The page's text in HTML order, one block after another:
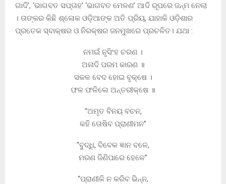
ଗାଦି’, ‘ଭାଗବତ ସପ୍ତାହ’ ‘ଭାଗବତ ମେଳଣ’ ଆଦି ରୂପରେ ଜନ୍ମ ନେଲା
। ତାଙ୍କର କିଛି ଶ୍ଳୋକ ଓଡ଼ିଆଙ୍କ ଅତି ପ୍ରିୟ, ଯାହାକି ଓଡ଼ିଶାର
ପ୍ରତେକ ସ୍ବାକ୍ଷର ଓ ନିରକ୍ଷର ଜନମୁଖରେ ପ୍ରଚଳିତ। ଯଥା :
ନମଇଁ ନୃସିଂହ ଚରଣ ।
ଅନାଦି ପରମ କାରଣ ॥
ସକଳ ବେଦ ହୋଇ ବୃକ୍ଷେ ।
ଫଳ ଫଳିଲେ ଅନ୍ତରୀକ୍ଷେ ॥
“ଅମୃତ ବିନୟ ବଚନ,
କହି ତୋଷିବ ପ୍ରାଣୀମନ”
“ବୁଦ୍ଧି, ବିବେକ ଜ୍ଞାନ ବଳେ,
ମରଣ ଜିଣିପାରେ ହେଳେ”
“ପ୍ରାଣୀକି ନ କରିବ ଭିନ୍ନ,